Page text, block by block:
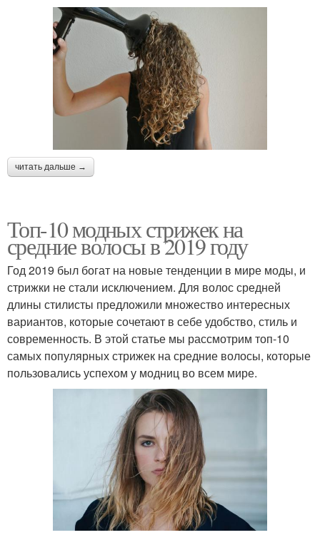
читать дальше →
Топ-10 модных стрижек на
средние волосы в 2019 году
Год 2019 был богат на новые тенденции в мире моды, и
стрижки не стали исключением. Для волос средней
длины стилисты предложили множество интересных
вариантов, которые сочетают в себе удобство, стиль и
современность. В этой статье мы рассмотрим топ-10
самых популярных стрижек на средние волосы, которые
пользовались успехом у модниц во всем мире.